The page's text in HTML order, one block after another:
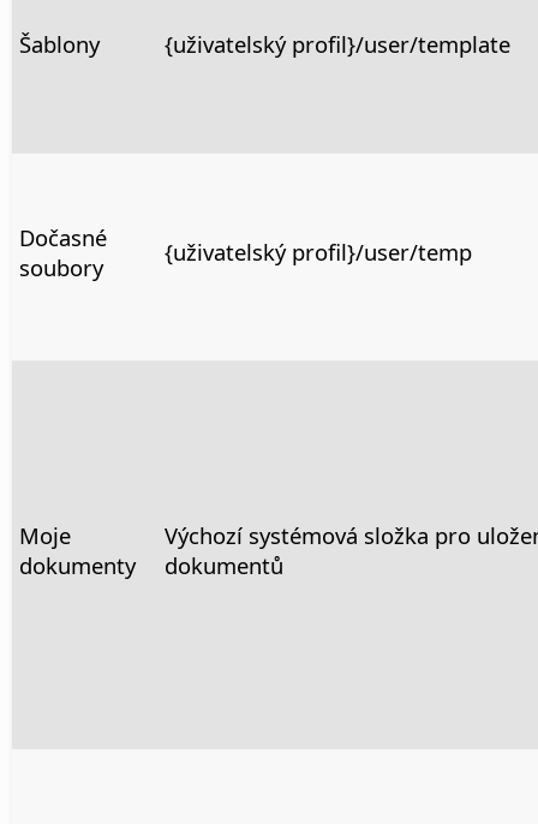
Šablony {uživatelský profil}/user/template
Dočasné
soubory
{uživatelský profil}/user/temp
Moje
dokumenty
Výchozí systémová složka pro
dokumentů